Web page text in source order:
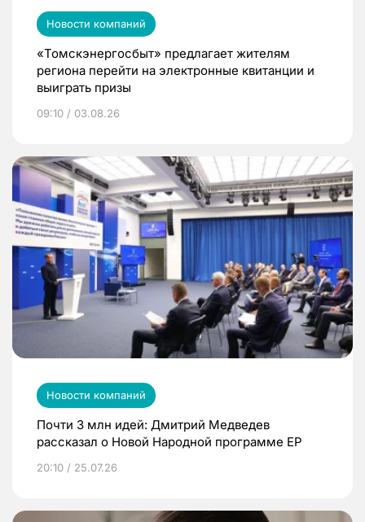
Новости компаний
«Томскэнергосбыт» предлагает жителям
региона перейти на электронные квитанции и
выиграть призы
09:10 / 03.08.26
Новости компаний
Почти 3 млн идей: Дмитрий Медведев
рассказал о Новой Народной программе ЕР
20:10 / 25.07.26